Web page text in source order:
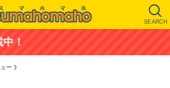
SEARCH
ー